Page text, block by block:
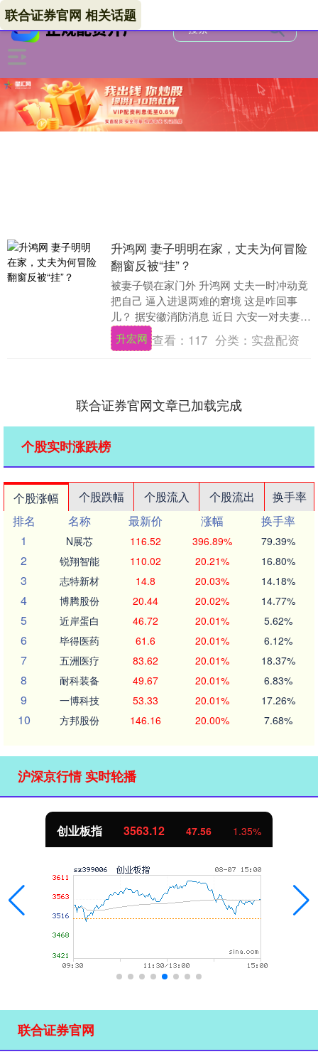
联合证券官网 相关话题
升鸿网 妻子明明在家，丈夫为何冒险
翻窗反被“挂”？
被妻子锁在家门外 升鸿网 丈夫一时冲动竟
把自己 逼入进退两难的窘境 这是咋回事
儿？ 据安徽消防消息 近日 六安一对夫妻拌
嘴闹别扭 门被妻子反锁 丈夫情急之下
竟....
升宏网 查看： 117 分类： 实盘配资
联合证券官网文章已加载完成
个股实时涨跌榜
个股涨幅 个股跌幅 个股流入 个股流出
换手率
排名
名称 最新价 涨幅
换手率
1
N展芯 116.52 396.89% 79.39%
2 锐翔智能 110.02 20.21% 16.80%
3 志特新材 14.8 20.03% 14.18%
4 博腾股份 20.44 20.02% 14.77%
5 近岸蛋白 46.72 20.01% 5.62%
6 毕得医药 61.6 20.01% 6.12%
7 五洲医疗 83.62 20.01% 18.37%
8 耐科装备 49.67 20.01% 6.83%
9 一博科技 53.33 20.01% 17.26%
10 方邦股份 146.16 20.00% 7.68%
沪深京行情 实时轮播
创业板指 3563.12 47.56 1.35%
联合证券官网